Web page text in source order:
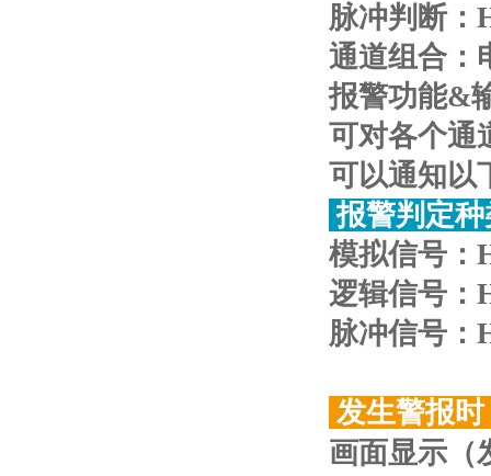
脉冲判断：
通道组合：
报警功能&
可对各个通
可以通知以
报警判定
模拟信号：
逻辑信号：
脉冲信号：
发生警报时
画面显示（